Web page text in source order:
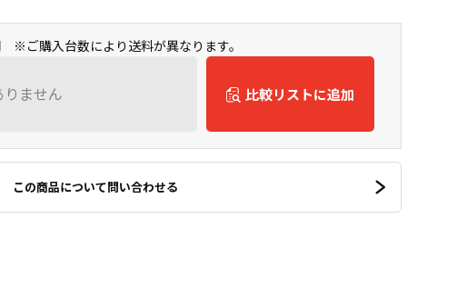
※ご購入台数により送料が異なります。
ません 比較リストに追加
この商品について問い合わせる